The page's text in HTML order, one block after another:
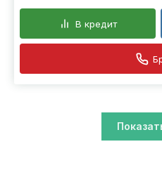
В кредит